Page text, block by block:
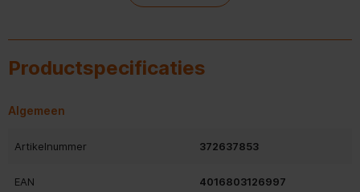
koelkast?
Moet je de Liebherr CNsdb 5223-22 vaak
ontdooien vanwege ijsvorming?
Kan je de Liebherr CNsdb 5223-22 in de schuur
Productspecificaties
Algemeen
Artikelnummer 372637853
EAN 4016803126997